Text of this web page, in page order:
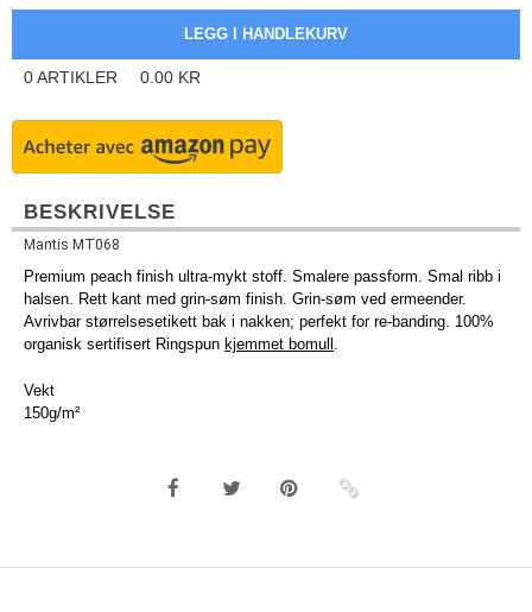
0ARTIKLER 0.00 KR
BESKRIVELSE
Mantis MT068
Premium peach finish ultra-mykt stoff. Smalere passform. Smal ribb i
halsen. Rett kant med grin-søm finish. Grin-søm ved ermeender.
Avrivbar størrelsesetikett bak i nakken; perfekt for re-banding. 100%
organisk sertifisert Ringspun kjemmet bomull .
Vekt
150g/m²